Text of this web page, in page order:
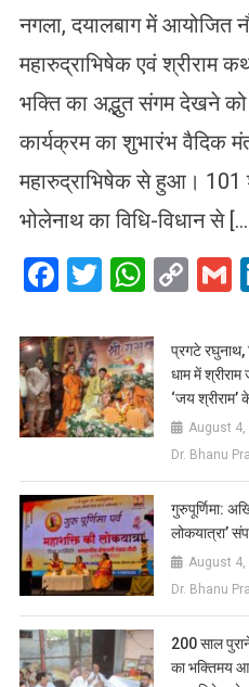
नगला, दयालबाग में आयोजित
महारुद्राभिषेक एवं श्रीराम
भक्ति का अद्भुत संगम देखने को
कार्यक्रम का शुभारंभ वैदिक
महारुद्राभिषेक से हुआ। 101
भोलेनाथ का विधि-विधान से
Facebook
Twitter
प्रगटे
धाम में
‘जय
August 4,
Dr. Bhanu
गुरुपूर्णिमा:
लोकयात्रा’
August 4,
Dr. Bhanu
200 साल
का भक्तिमय